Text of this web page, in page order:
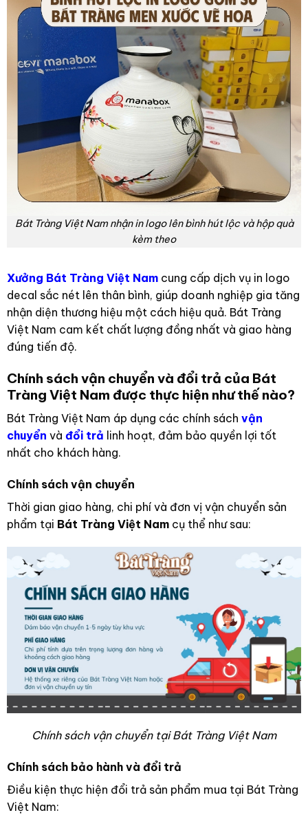
Bát Tràng Việt Nam nhận in logo lên bình hút lộc và hộp quà
kèm theo
Xưởng Bát Tràng Việt Namcung cấp dịch vụ in logo
decal sắc nét lên thân bình, giúp doanh nghiệp gia tăng
nhận diện thương hiệu một cách hiệu quả. Bát Tràng
Việt Nam cam kết chất lượng đồng nhất và giao hàng
đúng tiến độ.
Chính sách vận chuyển và đổi trả của Bát
Tràng Việt Nam được thực hiện như thế nào?
Bát Tràng Việt Nam áp dụng các chính sách vận
chuyển và đổi trả linh hoạt, đảm bảo quyền lợi tốt
nhất cho khách hàng.
Chính sách vận chuyển
Thời gian giao hàng, chi phí và đơn vị vận chuyển sản
phẩm tại Bát Tràng Việt Namcụ thể như sau:
Chính sách vận chuyển tại Bát Tràng Việt Nam
Chính sách bảo hành và đổi trả
Điều kiện thực hiện đổi trả sản phẩm mua tại Bát Tràng
Việt Nam: